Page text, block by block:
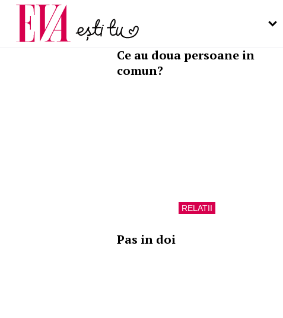
Ce au doua persoane in
comun?
RELATII
Pas in doi
Carieră
Actualitate